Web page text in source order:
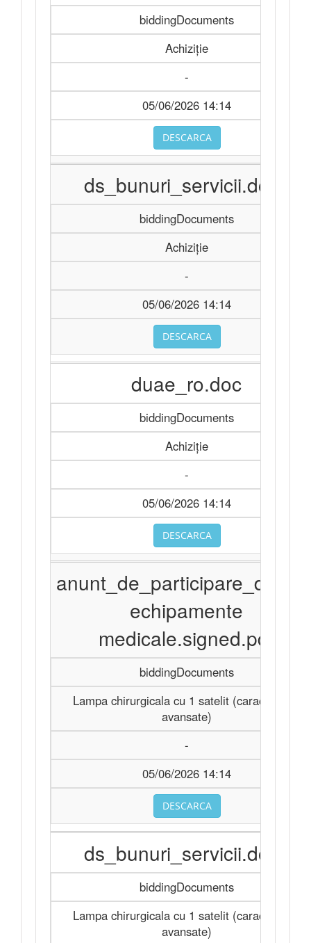
biddingDocuments
Achiziție
-
05/06/2026 14:14
DESCARCA
ds_bunuri_servicii.docx
biddingDocuments
Achiziție
-
05/06/2026 14:14
DESCARCA
duae_ro.doc
biddingDocuments
Achiziție
-
05/06/2026 14:14
DESCARCA
echipamente
medicale.signed.pdf
biddingDocuments
Lampa chirurgicala cu 1 satelit (caracteristici
avansate)
-
05/06/2026 14:14
DESCARCA
ds_bunuri_servicii.docx
biddingDocuments
Lampa chirurgicala cu 1 satelit (caracteristici
avansate)